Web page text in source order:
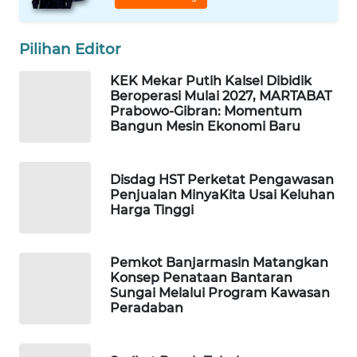
Pilihan Editor
KEK Mekar Putih Kalsel Dibidik
Beroperasi Mulai 2027, MARTABAT
Prabowo-Gibran: Momentum
Bangun Mesin Ekonomi Baru
Disdag HST Perketat Pengawasan
Penjualan MinyaKita Usai Keluhan
Harga Tinggi
Pemkot Banjarmasin Matangkan
Konsep Penataan Bantaran
Sungai Melalui Program Kawasan
Peradaban
MAWAKA